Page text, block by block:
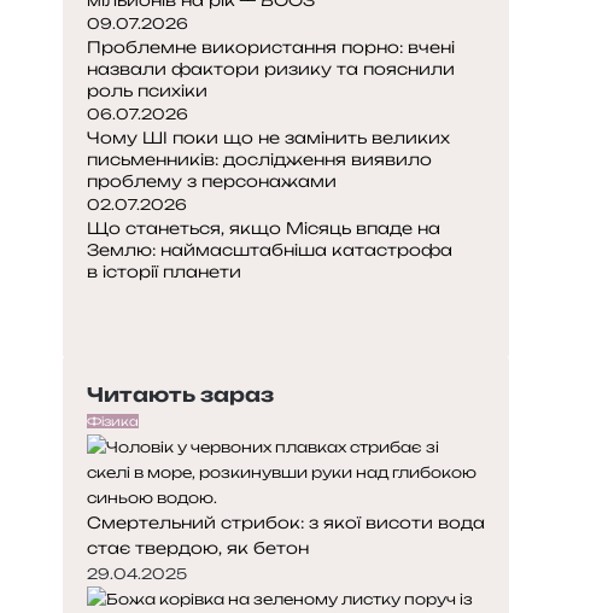
09.07.2026
Проблемне використання порно: вчені
назвали фактори ризику та пояснили
роль психіки
06.07.2026
Чому ШІ поки що не замінить великих
письменників: дослідження виявило
проблему з персонажами
02.07.2026
Що станеться, якщо Місяць впаде на
Землю: наймасштабніша катастрофа
в історії планети
р
е
д
н
я
с
т
о
р
т
у
п
н
а
с
т
о
р
Читають зараз
Фізика
Смертельний стрибок: з якої висоти вода
стає твердою, як бетон
29.04.2025